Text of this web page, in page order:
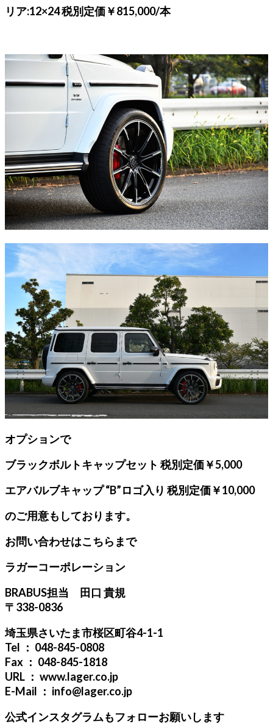
リア:12×24 税別定価￥815,000/本
オプションで
ブラックボルトキャップセット 税別定価￥5,000
エアバルブキャップ “B”ロゴ入り 税別定価￥10,000
のご用意もしております。
お問い合わせはこちらまで
ラガーコーポレーション
BRABUS担当 田口 貴規
〒338-0836
埼玉県さいたま市桜区町谷4-1-1
Tel ： 048-845-0808
Fax ： 048-845-1818
URL ： www.lager.co.jp
E-Mail ： info@lager.co.jp
公式インスタグラムもフォローお願いします